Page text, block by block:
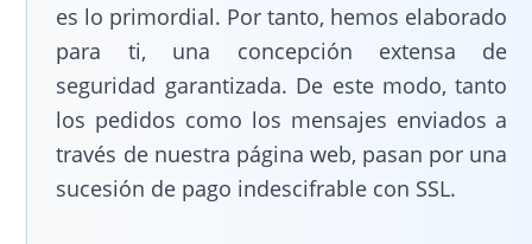
es lo primordial. Por tanto, hemos elaborado
para ti, una concepción extensa de
seguridad garantizada. De este modo, tanto
los pedidos como los mensajes enviados a
través de nuestra página web, pasan por una
sucesión de pago indescifrable con SSL.